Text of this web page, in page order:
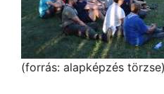
(forrás: alapképzés törzse)